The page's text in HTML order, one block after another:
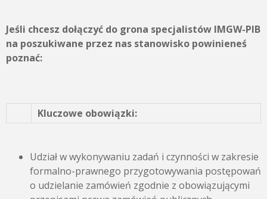
Jeśli chcesz dołączyć do grona specjalistów IMGW-PIB
na poszukiwane przez nas stanowisko powinieneś
poznać:
Kluczowe obowiązki:
Udział w wykonywaniu zadań i czynności w zakresie
formalno-prawnego przygotowywania postępowań
o udzielanie zamówień zgodnie z obowiązującymi